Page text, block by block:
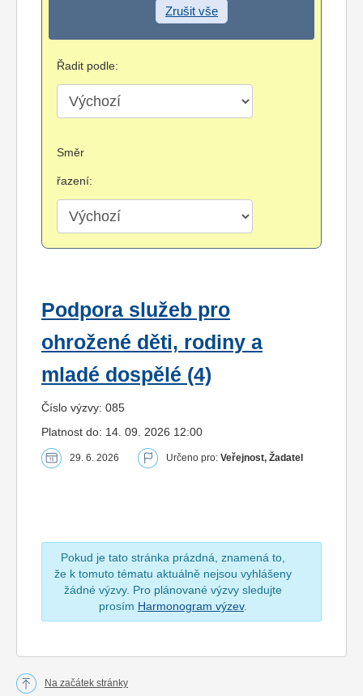
Zrušit vše
Řadit podle:
Směr
řazení:
Podpora služeb pro
ohrožené děti, rodiny a
mladé dospělé (4)
Číslo výzvy: 085
Platnost do: 14. 09. 2026 12:00
29. 6. 2026 Určeno pro: Veřejnost, Žadatel
Pokud je tato stránka prázdná, znamená to,
že k tomuto tématu aktuálně nejsou vyhlášeny
žádné výzvy. Pro plánované výzvy sledujte
prosím Harmonogram výzev.
Na začátek stránky